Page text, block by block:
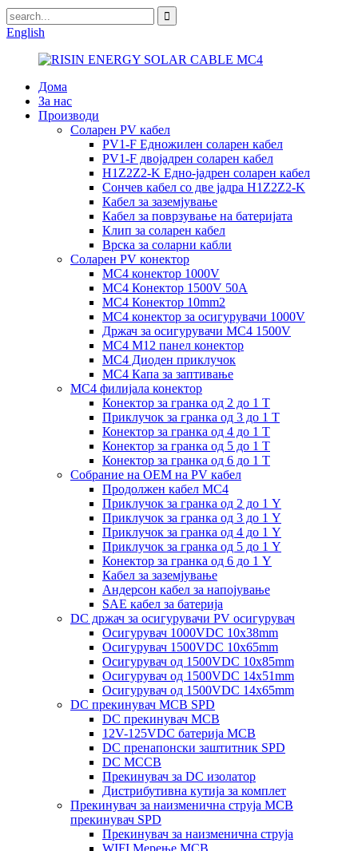
English
Дома
За нас
Производи
Соларен PV кабел
PV1-F Едножилен соларен кабел
PV1-F двојадрен соларен кабел
H1Z2Z2-K Едно-јадрен соларен кабел
Сончев кабел со две јадра H1Z2Z2-K
Кабел за заземјување
Кабел за поврзување на батеријата
Клип за соларен кабел
Врска за соларни кабли
Соларен PV конектор
MC4 конектор 1000V
MC4 Конектор 1500V 50A
MC4 Конектор 10mm2
MC4 конектор за осигурувачи 1000V
Држач за осигурувачи MC4 1500V
MC4 M12 панел конектор
MC4 Диоден приклучок
MC4 Капа за заптивање
MC4 филијала конектор
Конектор за гранка од 2 до 1 Т
Приклучок за гранка од 3 до 1 Т
Конектор за гранка од 4 до 1 Т
Конектор за гранка од 5 до 1 Т
Конектор за гранка од 6 до 1 Т
Собрание на ОЕМ на PV кабел
Продолжен кабел MC4
Приклучок за гранка од 2 до 1 Y
Приклучок за гранка од 3 до 1 Y
Приклучок за гранка од 4 до 1 Y
Приклучок за гранка од 5 до 1 Y
Конектор за гранка од 6 до 1 Y
Кабел за заземјување
Андерсон кабел за напојување
SAE кабел за батерија
DC држач за осигурувачи PV осигурувач
Осигурувач 1000VDC 10x38mm
Осигурувач 1500VDC 10x65mm
Осигурувач од 1500VDC 10x85mm
Осигурувач од 1500VDC 14x51mm
Осигурувач од 1500VDC 14x65mm
DC прекинувач MCB SPD
DC прекинувач MCB
12V-125VDC батерија MCB
DC пренапонски заштитник SPD
DC MCCB
Прекинувач за DC изолатор
Дистрибутивна кутија за комплет
Прекинувач за наизменична струја MCB
прекинувач SPD
Прекинувач за наизменична струја
WIFI Мерење MCB